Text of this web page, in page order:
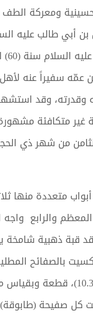
ومعركة
أبي طالب عليه
عمّه سفيراً عنه
وقدرته، وقد
غير متكافئة
من شهر ذي
متعددة منها
والرابع واجه
قبة ذهبية شامخة
متراً كسيت بالصفائح
عددها إلى (10.315)،
كل صفيحة